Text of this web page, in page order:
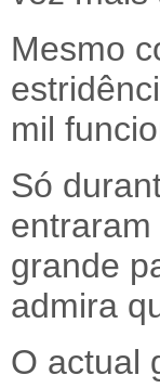
Mesmo
mil
Só
grande
admira
O actual